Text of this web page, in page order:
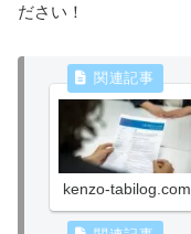
ださい！
kenzo-tabilog.com